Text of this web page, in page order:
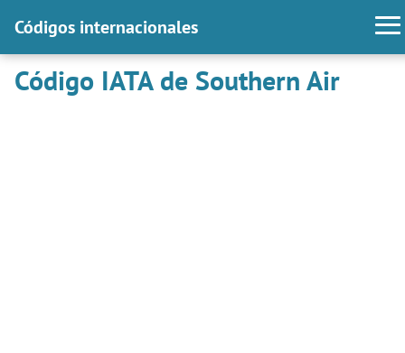
Códigos internacionales
Código IATA de Southern Air